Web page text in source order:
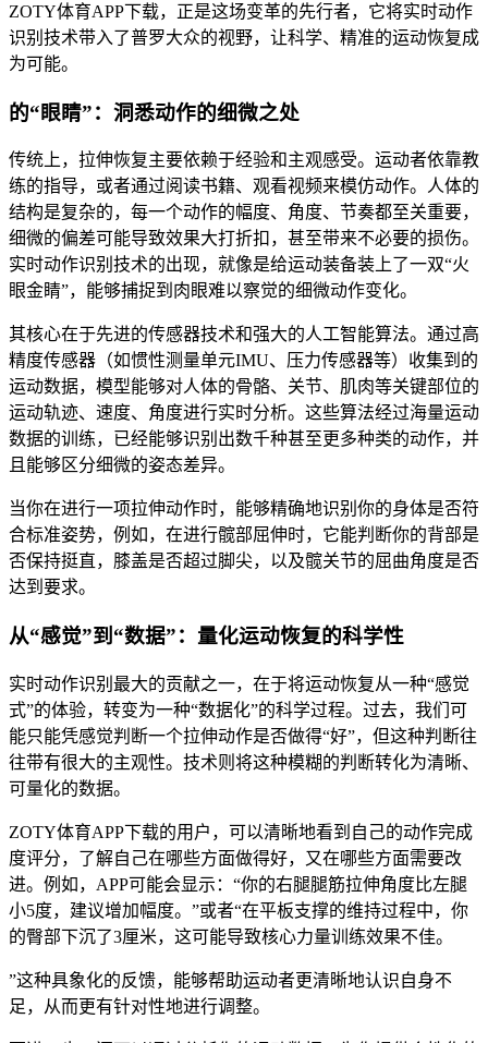
ZOTY体育APP下载，正是这场变革的先行者，它将实时动作
识别技术带入了普罗大众的视野，让科学、精准的运动恢复成
为可能。
的“眼睛”：洞悉动作的细微之处
传统上，拉伸恢复主要依赖于经验和主观感受。运动者依靠教
练的指导，或者通过阅读书籍、观看视频来模仿动作。人体的
结构是复杂的，每一个动作的幅度、角度、节奏都至关重要，
细微的偏差可能导致效果大打折扣，甚至带来不必要的损伤。
实时动作识别技术的出现，就像是给运动装备装上了一双“火
眼金睛”，能够捕捉到肉眼难以察觉的细微动作变化。
其核心在于先进的传感器技术和强大的人工智能算法。通过高
精度传感器（如惯性测量单元IMU、压力传感器等）收集到的
运动数据，模型能够对人体的骨骼、关节、肌肉等关键部位的
运动轨迹、速度、角度进行实时分析。这些算法经过海量运动
数据的训练，已经能够识别出数千种甚至更多种类的动作，并
且能够区分细微的姿态差异。
当你在进行一项拉伸动作时，能够精确地识别你的身体是否符
合标准姿势，例如，在进行髋部屈伸时，它能判断你的背部是
否保持挺直，膝盖是否超过脚尖，以及髋关节的屈曲角度是否
达到要求。
从“感觉”到“数据”：量化运动恢复的科学性
实时动作识别最大的贡献之一，在于将运动恢复从一种“感觉
式”的体验，转变为一种“数据化”的科学过程。过去，我们可
能只能凭感觉判断一个拉伸动作是否做得“好”，但这种判断往
往带有很大的主观性。技术则将这种模糊的判断转化为清晰、
可量化的数据。
ZOTY体育APP下载的用户，可以清晰地看到自己的动作完成
度评分，了解自己在哪些方面做得好，又在哪些方面需要改
进。例如，APP可能会显示：“你的右腿腿筋拉伸角度比左腿
小5度，建议增加幅度。”或者“在平板支撑的维持过程中，你
的臀部下沉了3厘米，这可能导致核心力量训练效果不佳。
”这种具象化的反馈，能够帮助运动者更清晰地认识自身不
足，从而更有针对性地进行调整。